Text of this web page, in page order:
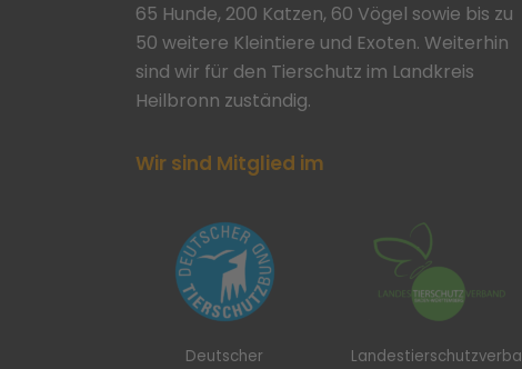
65 Hunde, 200 Katzen, 60 Vögel sowie bis zu
50 weitere Kleintiere und Exoten. Weiterhin
sind wir für den Tierschutz im Landkreis
Heilbronn zuständig.
Wir sind Mitglied im
Deutscher
Landestierschutzverba